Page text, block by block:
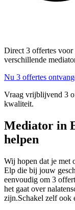
Direct 3 offertes voor
verschillende
Nu 3 offertes
Vraag vrijblijvend 3
kwaliteit.
Mediator in
helpen
Wij hopen dat je met
Elp die bij jouw
eenvoudig om 3
het gaat over
zijn.Schakel zelf ook